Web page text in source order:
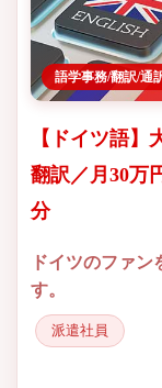
語学事務/翻訳/通
【ドイツ語
翻訳／月30万
分
ドイツのファ
す。
派遣社員